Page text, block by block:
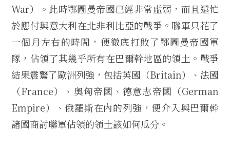
War）。此時鄂圖曼帝國已經非常虛弱，而且還忙
於應付與意大利在北非利比亞的戰爭。聯軍只花了
一個月左右的時間，便徹底打敗了鄂圖曼帝國軍
隊，佔領了其幾乎所有在巴爾幹地區的領土。戰爭
結果震驚了歐洲列強，包括英國（Britain）、法國
（France）、奧匈帝國、德意志帝國（German
Empire）、俄羅斯在內的列強，便介入與巴爾幹
諸國商討聯軍佔領的領土該如何瓜分。